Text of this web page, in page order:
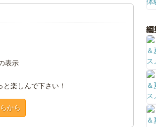
表示
楽しんで下さい！
から